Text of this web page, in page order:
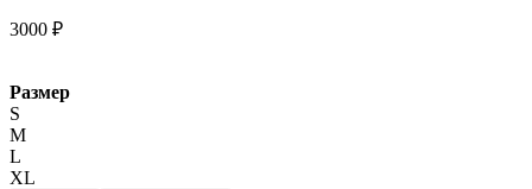
3000 ₽
Размер
S
M
L
XL